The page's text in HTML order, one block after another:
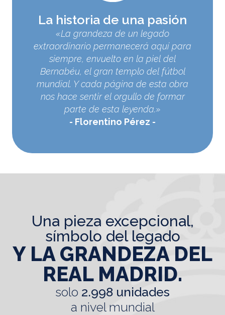
La historia de una pasión
«La grandeza de un legado
extraordinario permanecerá aquí para
siempre, envuelto en la piel del
Bernabéu, el gran templo del fútbol
mundial. Y cada página de esta obra
nos hace sentir el orgullo de formar
parte de esta leyenda.»
Florentino Pérez
una pieza excepcional,
símbolo del legado
Y LA GRANDEZA DEL
REAL MADRID.
solo 2.998 unidades
a nivel mundial